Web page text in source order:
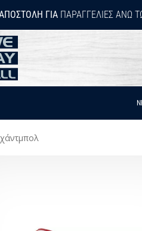
ΓΙΑΠΑΡΑΓΓΕΛΊΕΣ ΆΝΩ
WePlayHandball.cy